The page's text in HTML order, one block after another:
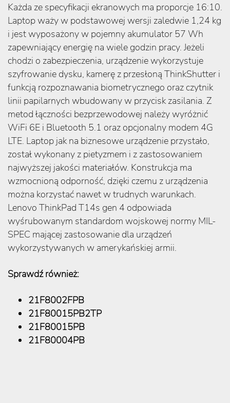
Każda ze specyfikacji ekranowych ma proporcje 16:10.
Laptop waży w podstawowej wersji zaledwie 1,24 kg
i jest wyposażony w pojemny akumulator 57 Wh
zapewniający energię na wiele godzin pracy. Jeżeli
chodzi o zabezpieczenia, urządzenie wykorzystuje
szyfrowanie dysku, kamerę z przesłoną ThinkShutter i
funkcją rozpoznawania biometrycznego oraz czytnik
linii papilarnych wbudowany w przycisk zasilania. Z
metod łączności bezprzewodowej należy wyróżnić
WiFi 6E i Bluetooth 5.1 oraz opcjonalny modem 4G
LTE. Laptop jak na biznesowe urządzenie przystało,
został wykonany z pietyzmem i z zastosowaniem
najwyższej jakości materiałów. Konstrukcja ma
wzmocnioną odporność, dzięki czemu z urządzenia
można korzystać nawet w trudnych warunkach.
Lenovo ThinkPad T14s gen 4 odpowiada
wyśrubowanym standardom wojskowej normy MIL-
SPEC mającej zastosowanie dla urządzeń
wykorzystywanych w amerykańskiej armii.
Sprawdź również:
21F8002FPB
21F80015PB2TP
21F80015PB
21F80004PB